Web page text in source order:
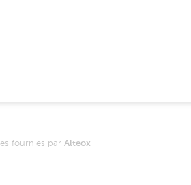
fournies par Alteox